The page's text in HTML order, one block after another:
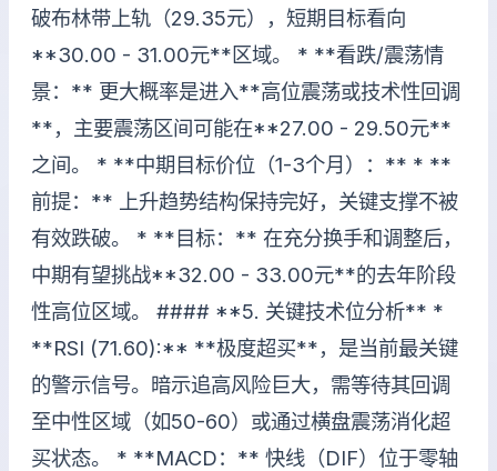
破布林带上轨（29.35元），短期目标看向
**30.00 - 31.00元**区域。 * **看跌/震荡情
景：** 更大概率是进入**高位震荡或技术性回调
**，主要震荡区间可能在**27.00 - 29.50元**
之间。 * **中期目标价位（1-3个月）：** * **
前提：** 上升趋势结构保持完好，关键支撑不被
有效跌破。 * **目标：** 在充分换手和调整后，
中期有望挑战**32.00 - 33.00元**的去年阶段
性高位区域。 #### **5. 关键技术位分析** *
**RSI (71.60):** **极度超买**，是当前最关键
的警示信号。暗示追高风险巨大，需等待其回调
至中性区域（如50-60）或通过横盘震荡消化超
买状态。 * **MACD：** 快线（DIF）位于零轴